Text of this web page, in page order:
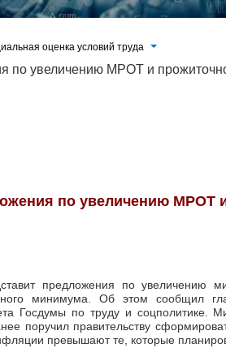
оценка условий труда
по увеличению МРОТ и
по увеличению МРОТ
предложения по увеличению
минимума. Об этом сообщил
Госдумы по труду и соцполитике.
поручил правительству
превышают те, которые